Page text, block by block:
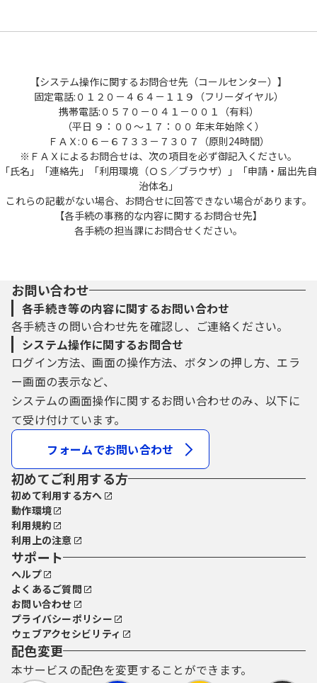
【システム操作に関するお問合せ先（コールセンター）】
固定電話:０１２０－４６４－１１９（フリーダイヤル）
携帯電話:０５７０－０４１－００１（有料）
（平日 ９：００～１７：００ 年末年始除く）
ＦＡＸ:０６－６７３３－７３０７（原則24時間）
※ＦＡＸによるお問合せは、次の項目を必ず御記入ください。
「氏名」「連絡先」「利用環境（ＯＳ／ブラウザ）」「申請・届出先自
治体名」
これらの記載がない場合、お問合せに回答できない場合があります。
【各手続の事務的な内容に関するお問合せ先】
各手続の担当課にお問合せください。
お問い合わせ
各手続き等の内容に関するお問い合わせ
各手続きの問い合わせ先を確認し、ご連絡ください。
システム操作に関するお問合せ
ログイン方法、画面の操作方法、ボタンの押し方、エラ
ー画面の表示など、
システムの画面操作に関するお問い合わせのみ、以下に
て受け付けています。
フォームでお問い合わせ
初めてご利用する方
初めて利用する方へ
動作環境
利用規約
利用上の注意
サポート
ヘルプ
よくあるご質問
お問い合わせ
プライバシーポリシー
ウェブアクセシビリティ
配色変更
本サービスの配色を変更することができます。